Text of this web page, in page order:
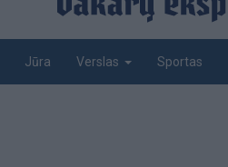
Jūra Verslas Sportas